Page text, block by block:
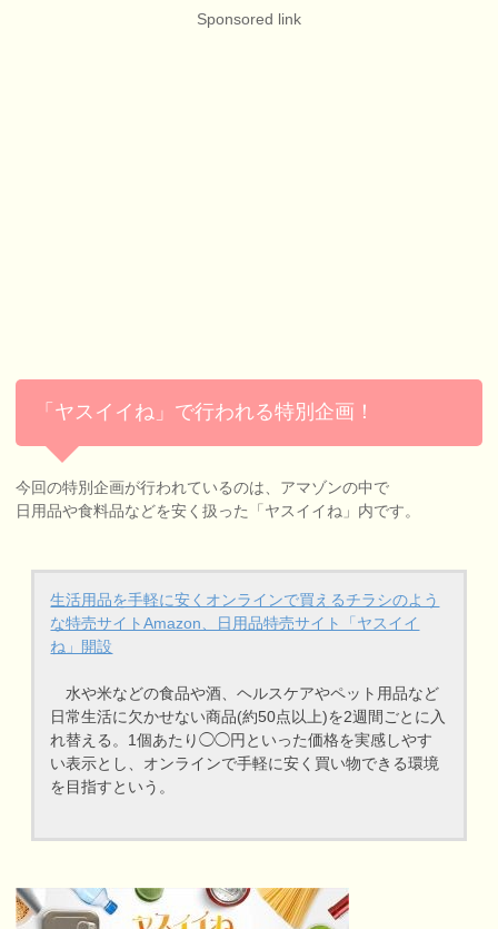
Sponsored link
「ヤスイイね」で行われる特別企画！
今回の特別企画が行われているのは、アマゾンの中で
日用品や食料品などを安く扱った「ヤスイイね」内です。
生活用品を手軽に安くオンラインで買えるチラシのよう
な特売サイトAmazon、日用品特売サイト「ヤスイイ
ね」開設
水や米などの食品や酒、ヘルスケアやペット用品など
日常生活に欠かせない商品(約50点以上)を2週間ごとに入
れ替える。1個あたり◯◯円といった価格を実感しやす
い表示とし、オンラインで手軽に安く買い物できる環境
を目指すという。